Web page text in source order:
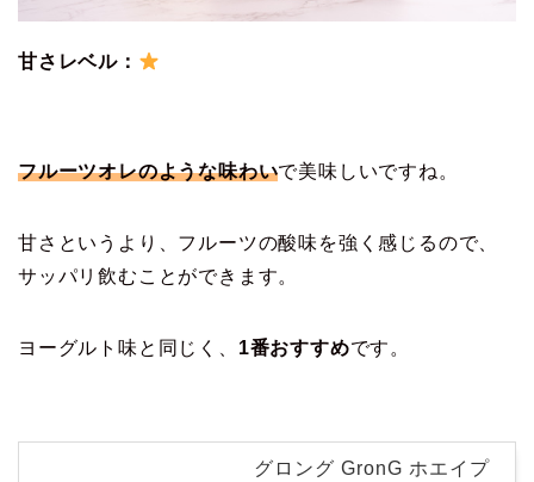
甘さレベル：
フルーツオレのような味わいで美味しいですね。
甘さというより、フルーツの酸味を強く感じるので、
サッパリ飲むことができます。
ヨーグルト味と同じく、 1番おすすめです。
グロング GronG ホエイプ